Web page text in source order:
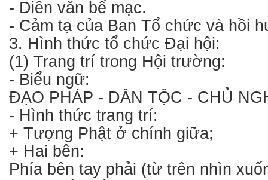
- Diễn văn bế mạc.
- Cảm tạ của Ban Tổ chức và hồi
3. Hình thức tổ chức Đại hội:
(1) Trang trí trong Hội trường:
- Biểu ngữ:
ĐẠO PHÁP - DÂN TỘC - CHỦ
- Hình thức trang trí:
+ Tượng Phật ở chính giữa;
+ Hai bên:
Phía bên tay phải (từ trên nhìn